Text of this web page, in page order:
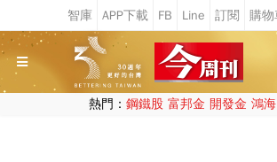
熱門： 鋼鐵股 富邦金 開發金 鴻海